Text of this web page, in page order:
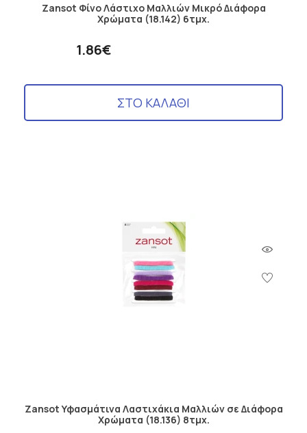
Zansot Φίνο Λάστιχο Μαλλιών Μικρό Διάφορα
Χρώματα (18.142) 6τμχ.
1.86€
ΣΤΟ ΚΑΛΑΘΙ
Zansot Υφασμάτινα Λαστιχάκια Μαλλιών σε Διάφορα
Χρώματα (18.136) 8τμχ.